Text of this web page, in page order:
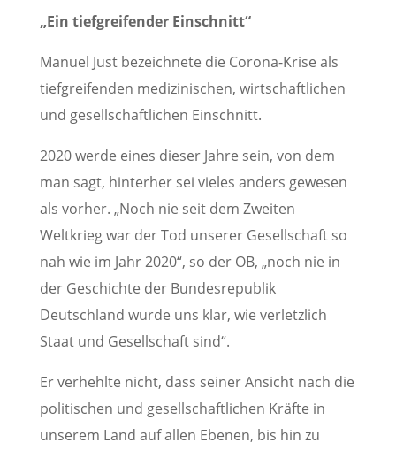
„Ein tiefgreifender Einschnitt“
Manuel Just bezeichnete die Corona-Krise als
tiefgreifenden medizinischen, wirtschaftlichen
und gesellschaftlichen Einschnitt.
2020 werde eines dieser Jahre sein, von dem
man sagt, hinterher sei vieles anders gewesen
als vorher. „Noch nie seit dem Zweiten
Weltkrieg war der Tod unserer Gesellschaft so
nah wie im Jahr 2020“, so der OB, „noch nie in
der Geschichte der Bundesrepublik
Deutschland wurde uns klar, wie verletzlich
Staat und Gesellschaft sind“.
Er verhehlte nicht, dass seiner Ansicht nach die
politischen und gesellschaftlichen Kräfte in
unserem Land auf allen Ebenen, bis hin zu